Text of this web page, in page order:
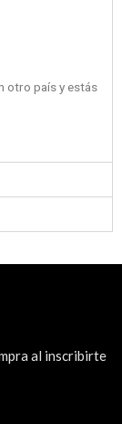
otro país y estás
al inscribirte